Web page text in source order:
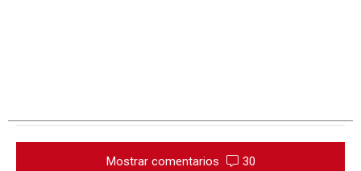
Mostrar comentarios 30